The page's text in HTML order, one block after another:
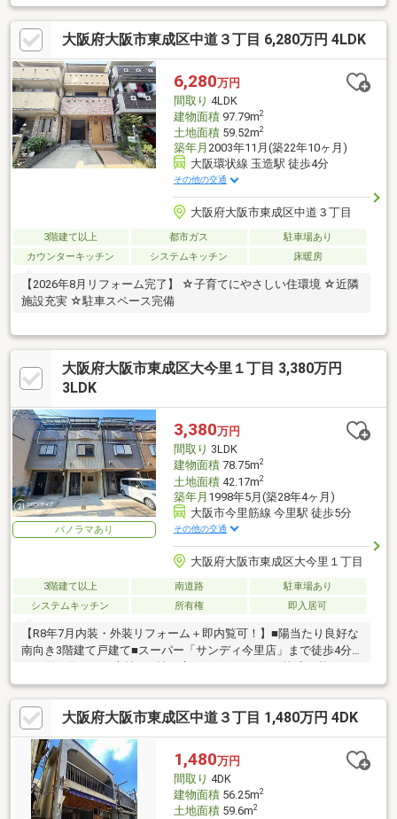
大阪府大阪市東成区中道３丁目 6,280万円 4LDK
6,280万円
間取り 4LDK
建物面積97.79m2
土地面積59.52m2
築年月 2003年11月(築22年10ヶ月)
大阪環状線 玉造駅 徒歩4分
その他の交通
大阪府大阪市東成区中道３丁目
3階建て以上 都市ガス
駐車場あり
カウンターキッチン
システムキッチン 床暖房
【2026年8月リフォーム完了】 ☆子育てにやさしい住環境 ☆近隣
施設充実 ☆駐車スペース完備
大阪府大阪市東成区大今里１丁目 3,380万円
3LDK
パノラマあり
3,380万円
間取り 3LDK
建物面積78.75m2
土地面積42.17m2
築年月 1998年5月(築28年4ヶ月)
大阪市今里筋線 今里駅 徒歩5分
その他の交通
大阪府大阪市東成区大今里１丁目
3階建て以上 南道路
駐車場あり
システムキッチン
所有権 即入居可
【R8年7月内装・外装リフォーム＋即内覧可！】■陽当たり良好な
南向き3階建て戸建て■スーパー「サンディ今里店」まで徒歩4分
大阪府大阪市東成区中道３丁目 1,480万円 4DK
1,480万円
間取り 4DK
建物面積56.25m2
土地面積59.6m2